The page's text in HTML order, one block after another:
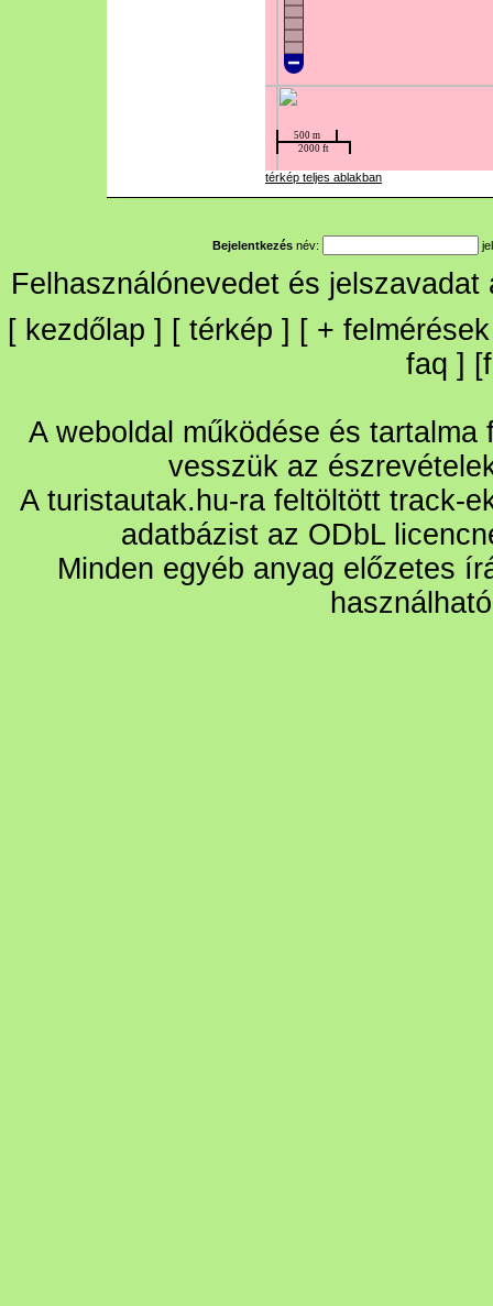
térkép teljes ablakban
Bejelentkezés név:
Felhasználónevedet és
[ kezdőlap ] [ térkép ] [ + felmérések
faq ] [
A weboldal működése és
vesszük az
A turistautak.hu-ra feltöltött track-
adatbázist az ODbL
Minden egyéb anyag előzetes